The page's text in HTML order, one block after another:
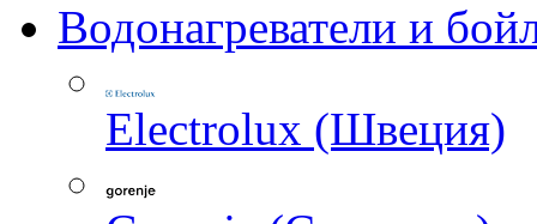
Водонагреватели и
Electrolux (Швеция)